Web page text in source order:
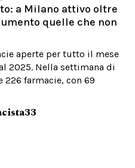
a Milano attivo oltre
quelle che non
aperte per tutto il mese
2025. Nella settimana di
226 farmacie, con 69